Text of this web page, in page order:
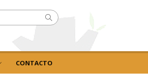
Buscar
CONTACTO